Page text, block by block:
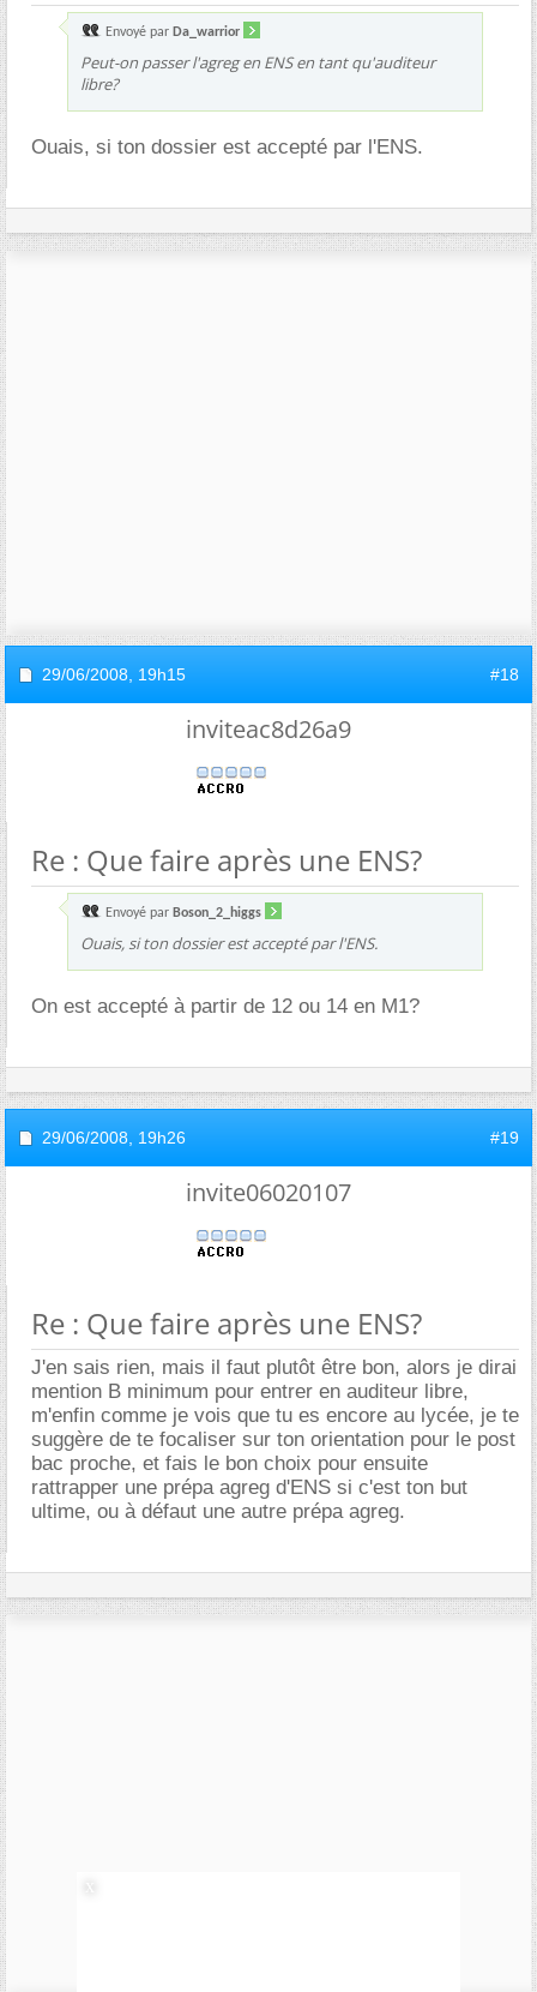
Envoyé par Da_warrior
Peut-on passer l'agreg en ENS en tant qu'auditeur
libre?
Ouais, si ton dossier est accepté par l'ENS.
29/06/2008, 19h15 #18
inviteac8d26a9
Re : Que faire après une ENS?
Envoyé par Boson_2_higgs
Ouais, si ton dossier est accepté par l'ENS.
On est accepté à partir de 12 ou 14 en M1?
29/06/2008, 19h26 #19
invite06020107
Re : Que faire après une ENS?
J'en sais rien, mais il faut plutôt être bon, alors je dirai
mention B minimum pour entrer en auditeur libre,
m'enfin comme je vois que tu es encore au lycée, je te
suggère de te focaliser sur ton orientation pour le post
bac proche, et fais le bon choix pour ensuite
rattrapper une prépa agreg d'ENS si c'est ton but
ultime, ou à défaut une autre prépa agreg.